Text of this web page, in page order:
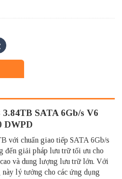
3.84TB SATA 6Gb/s V6
DWPD
với chuẩn giao tiếp SATA 6Gb/s
đến giải pháp lưu trữ tối ưu cho
và dung lượng lưu trữ lớn. Với
lý tưởng cho các ứng dụng